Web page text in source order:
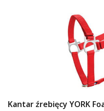
Kantar źrebięcy YORK